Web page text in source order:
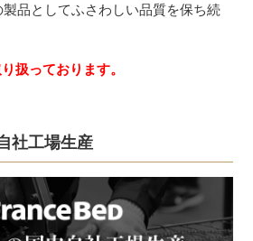
品としてふさわしい品質を保ち続
扱っております。
社工場生産